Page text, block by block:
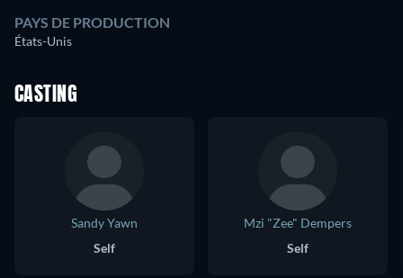
PAYS DE PRODUCTION
États-Unis
CASTING
Sandy Yawn
Self
Mzi "Zee" Dempers
Self